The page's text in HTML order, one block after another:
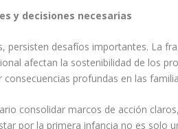
y decisiones necesarias
persisten desafíos importantes. La
afectan la sostenibilidad de los
profundas en las
consolidar marcos de acción
por la primera infancia no es solo